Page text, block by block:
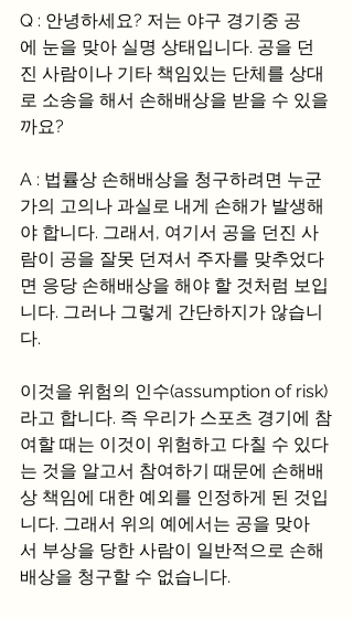
Q : 안녕하세요? 저는 야구 경기중 공
에 눈을 맞아 실명 상태입니다. 공을 던
진 사람이나 기타 책임있는 단체를 상대
로 소송을 해서 손해배상을 받을 수 있을
까요?
A : 법률상 손해배상을 청구하려면 누군
가의 고의나 과실로 내게 손해가 발생해
야 합니다. 그래서, 여기서 공을 던진 사
람이 공을 잘못 던져서 주자를 맞추었다
면 응당 손해배상을 해야 할 것처럼 보입
니다. 그러나 그렇게 간단하지가 않습니
다.
이것을 위험의 인수(assumption of risk)
라고 합니다. 즉 우리가 스포츠 경기에 참
여할 때는 이것이 위험하고 다칠 수 있다
는 것을 알고서 참여하기 때문에 손해배
상 책임에 대한 예외를 인정하게 된 것입
니다. 그래서 위의 예에서는 공을 맞아
서 부상을 당한 사람이 일반적으로 손해
배상을 청구할 수 없습니다.